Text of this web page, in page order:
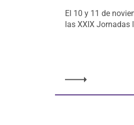
El 10 y 11 de
las XXIX Jornadas